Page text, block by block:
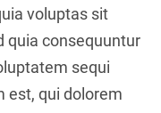
en
cont
voluptas sit
quia consequuntur
sequi
est, qui dolorem